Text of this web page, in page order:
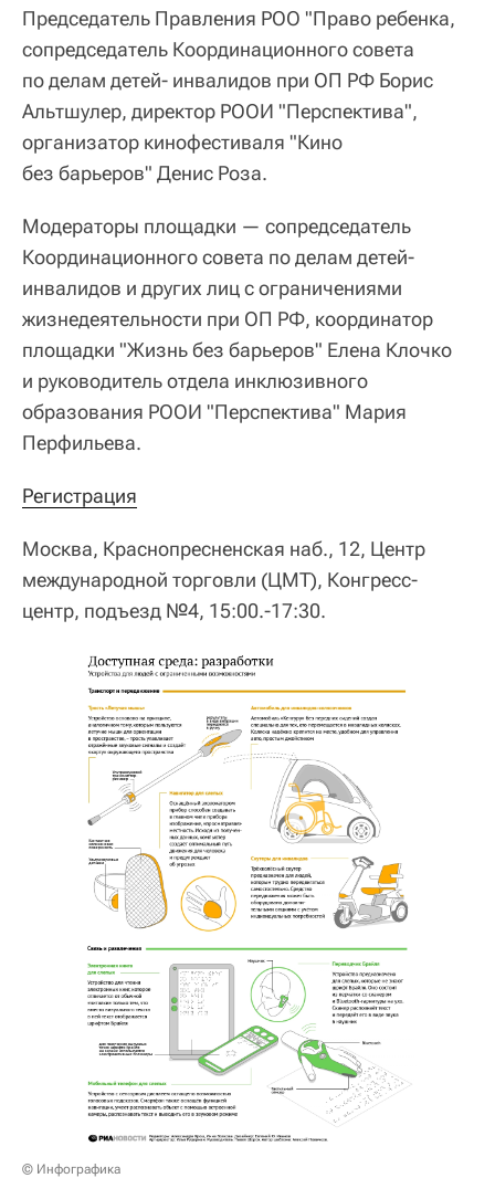
Председатель Правления РОО "Право ребенка,
сопредседатель Координационного совета
по делам детей- инвалидов при ОП РФ Борис
Альтшулер, директор РООИ "Перспектива",
организатор кинофестиваля "Кино
без барьеров" Денис Роза.
Модераторы площадки — сопредседатель
Координационного совета по делам детей-
инвалидов и других лиц с ограничениями
жизнедеятельности при ОП РФ, координатор
площадки "Жизнь без барьеров" Елена Клочко
и руководитель отдела инклюзивного
образования РООИ "Перспектива" Мария
Перфильева.
Регистрация
Москва, Краснопресненская наб., 12, Центр
международной торговли (ЦМТ), Конгресс-
центр, подъезд №4, 15:00.-17:30.
© Инфографика